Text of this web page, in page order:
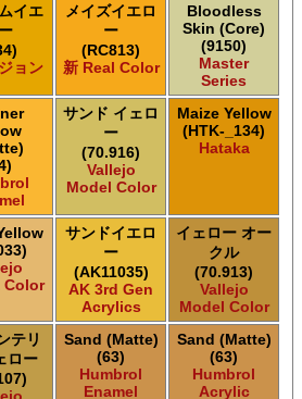
イエ
ョン
メイズイエロ
ー
(RC813)
新 Real Color
Bloodless
Skin (Core)
(9150)
Master
Series
サンド イェロ
ー
(70.916)
Vallejo
Model Color
Maize Yellow
(HTK-_134)
Hataka
Color
サンドイエロ
ー
(AK11035)
AK 3rd Gen
Acrylics
イェロー オー
クル
(70.913)
Vallejo
Model Color
テリ
ロー
Sand (Matte)
(63)
Humbrol
Enamel
Sand (Matte)
(63)
Humbrol
Acrylic